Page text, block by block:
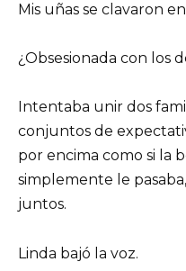
Mis uñas se clavaron
¿Obsesionada con los
Intentaba unir dos
conjuntos de
por encima como si la
simplemente le
juntos.
Linda bajó la voz.